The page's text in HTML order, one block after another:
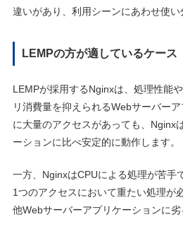
違いがあり、利用シーンにあわせ使い
LEMPの方が適しているケース
LEMPが採用するNginxは、処理性能
リ消費量を抑えられるWebサーバー
に大量のアクセスがあっても、Nginx
ーションに比べ安定的に動作します。
一方、NginxはCPUによる処理が苦手
1つのアクセスにおいて重たい処理が
他Webサーバーアプリケーションに劣